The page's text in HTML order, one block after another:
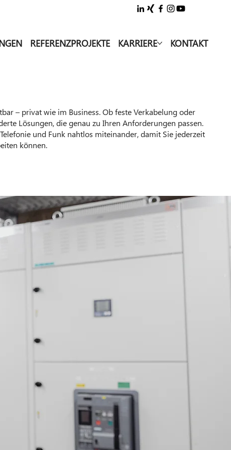
REFERENZPROJEKTE KARRIERE KONTAKT
– privat wie im Business. Ob feste Verkabelung oder
Lösungen, die genau zu Ihren Anforderungen passen.
und Funk nahtlos miteinander, damit Sie jederzeit
können.